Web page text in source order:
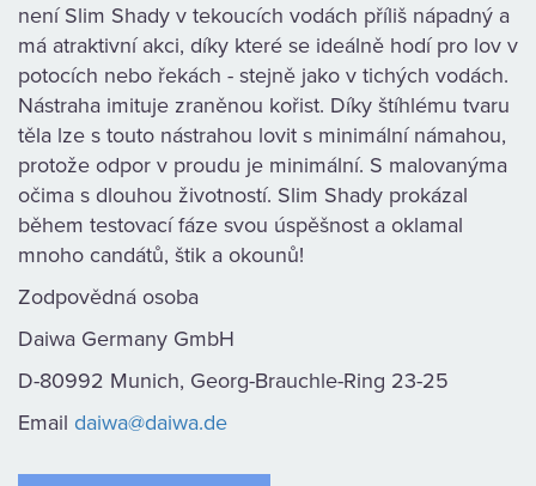
není Slim Shady v tekoucích vodách příliš nápadný a
má atraktivní akci, díky které se ideálně hodí pro lov v
potocích nebo řekách - stejně jako v tichých vodách.
Nástraha imituje zraněnou kořist. Díky štíhlému tvaru
těla lze s touto nástrahou lovit s minimální námahou,
protože odpor v proudu je minimální. S malovanýma
očima s dlouhou životností. Slim Shady prokázal
během testovací fáze svou úspěšnost a oklamal
mnoho candátů, štik a okounů!
Zodpovědná osoba
Daiwa Germany GmbH
D-80992 Munich, Georg-Brauchle-Ring 23-25
Email daiwa@daiwa.de